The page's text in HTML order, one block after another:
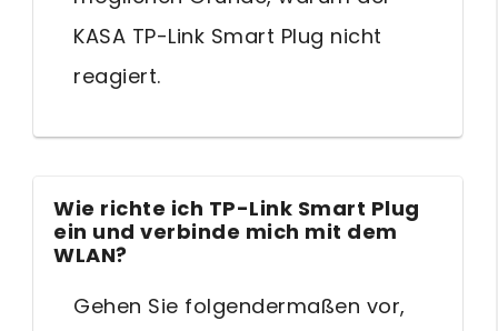
KASA TP-Link Smart Plug nicht
reagiert.
Wie richte ich TP-Link Smart Plug
ein und verbinde mich mit dem
WLAN?
Gehen Sie folgendermaßen vor,